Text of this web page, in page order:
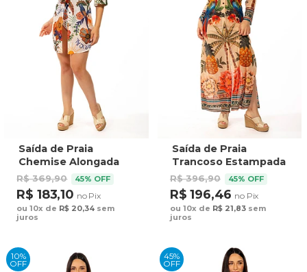
Saída de Praia
Chemise Alongada
Estampada Arara
Tropical Bordado
R$ 369,90 45% OFF
R$ 183,10 no Pix
ou 10x de R$ 20,34 sem
juros
Saída de Praia
Trancoso Estampada
Aves Tropicais
Barrado
R$ 396,90 45% OFF
R$ 196,46 no Pix
ou 10x de R$ 21,83sem
juros
10%
OFF
45%
OFF